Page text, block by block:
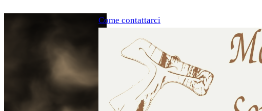
Come contattarci